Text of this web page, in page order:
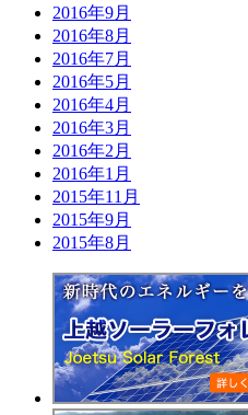
2016年9月
2016年8月
2016年7月
2016年5月
2016年4月
2016年3月
2016年2月
2016年1月
2015年11月
2015年9月
2015年8月